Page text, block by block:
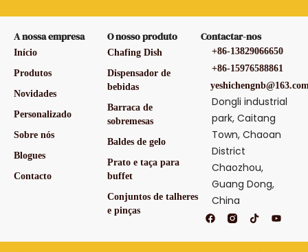
A nossa empresa
Início
Produtos
Novidades
Personalizado
Sobre nós
Blogues
Contacto
O nosso produto
Chafing Dish
Dispensador de
bebidas
Barraca de
sobremesas
Baldes de gelo
Prato e taça para
buffet
Conjuntos de talheres
e pinças
Contactar-nos
+86-13829066650
+86-15976588861
Dongli industrial
park, Caitang
Town, Chaoan
District
Chaozhou,
Guang Dong,
China
F
a
e
T
i
t
Y
o
t